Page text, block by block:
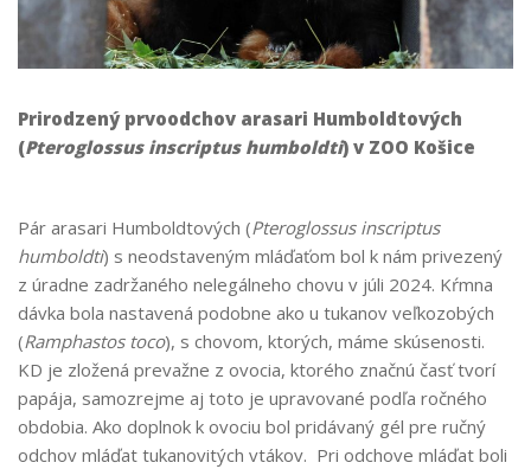
Prirodzený prvoodchov arasari Humboldtových
(Pteroglossus inscriptus humboldti) v ZOO Košice
Pár arasari Humboldtových (Pteroglossus inscriptus
humboldti) s neodstaveným mláďaťom bol k nám privezený
z úradne zadržaného nelegálneho chovu v júli 2024. Kŕmna
dávka bola nastavená podobne ako u tukanov veľkozobých
(Ramphastos toco), s chovom, ktorých, máme skúsenosti.
KD je zložená prevažne z ovocia, ktorého značnú časť tvorí
papája, samozrejme aj toto je upravované podľa ročného
obdobia. Ako doplnok k ovociu bol pridávaný gél pre ručný
odchov mláďat tukanovitých vtákov. Pri odchove mláďat boli